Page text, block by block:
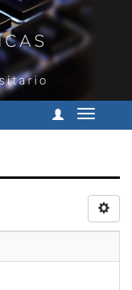
Cambiar